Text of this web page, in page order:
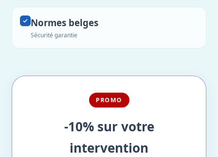
Normes belges
Sécurité garantie
PROMO
-10% sur votre
intervention